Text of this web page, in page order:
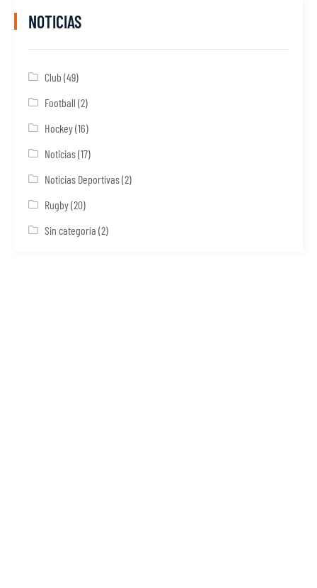
NOTICIAS
Club (49)
Football (2)
Hockey(16)
Noticias(17)
Noticias Deportivas(2)
Rugby(20)
Sin categoría (2)